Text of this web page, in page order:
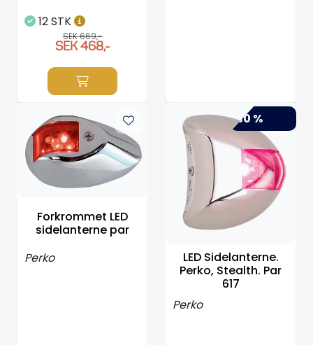
12 STK
SEK 669,-
SEK 468,-
Forkrommet LED
sidelanterne par
Perko
-30 %
LED Sidelanterne.
Perko, Stealth. Par
617
Perko